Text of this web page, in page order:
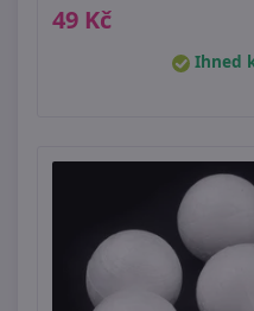
49 Kč
Ihned